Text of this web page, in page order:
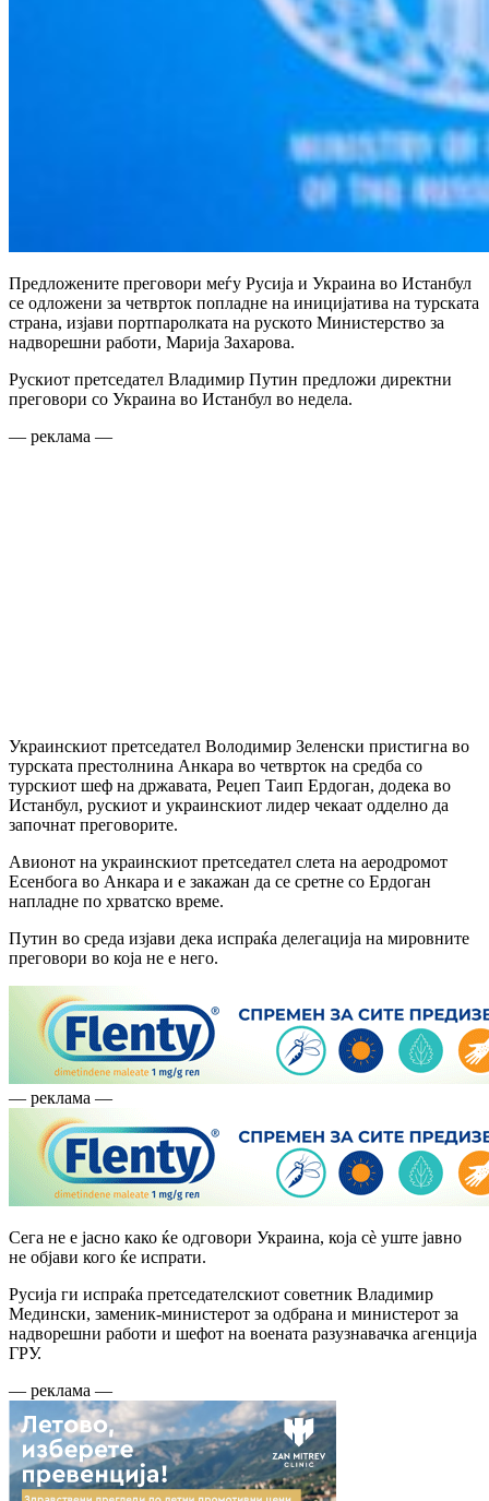
Предложените преговори меѓу Русија и Украина во Истанбул
се одложени за четврток попладне на иницијатива на турската
страна, изјави портпаролката на руското Министерство за
надворешни работи, Марија Захарова.
Рускиот претседател Владимир Путин предложи директни
преговори со Украина во Истанбул во недела.
— реклама —
Украинскиот претседател Володимир Зеленски пристигна во
турската престолнина Анкара во четврток на средба со
турскиот шеф на државата, Реџеп Таип Ердоган, додека во
Истанбул, рускиот и украинскиот лидер чекаат одделно да
започнат преговорите.
Авионот на украинскиот претседател слета на аеродромот
Есенбога во Анкара и е закажан да се сретне со Ердоган
напладне по хрватско време.
Путин во среда изјави дека испраќа делегација на мировните
преговори во која не е него.
— реклама —
Сега не е јасно како ќе одговори Украина, која сè уште јавно
не објави кого ќе испрати.
Русија ги испраќа претседателскиот советник Владимир
Медински, заменик-министерот за одбрана и министерот за
надворешни работи и шефот на воената разузнавачка агенција
ГРУ.
— реклама —